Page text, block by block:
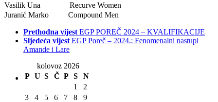
Vasilik Una Recurve Women
Juranić Marko Compound Men
Prethodna vijest EGP POREČ 2024 – KVALIFIKACIJE
Sljedeća vijest EGP Poreč – 2024.: Fenomenalni nastupi
Amande i Lare
kolovoz 2026
P U S Č P S
N
1
2
3
4 5 6 7 8
9